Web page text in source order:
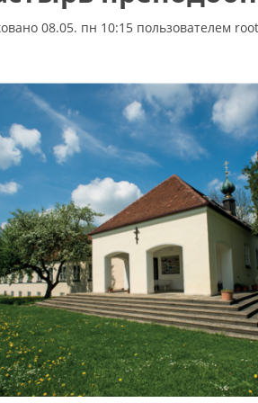
08.05. пн 10:15 пользователем root